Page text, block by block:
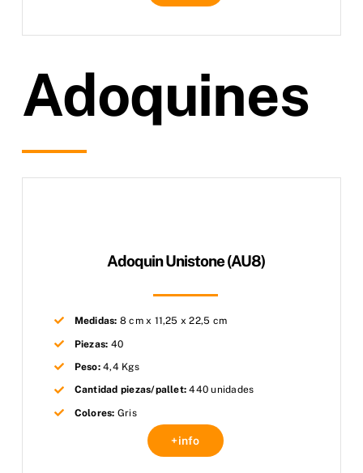
Adoquines
Adoquin Unistone (AU8)
Medidas: 8 cm x 11,25 x 22,5 cm
Piezas: 40
Peso:4,4 Kgs
Cantidad piezas/pallet: 440 unidades
Colores: Gris
+info